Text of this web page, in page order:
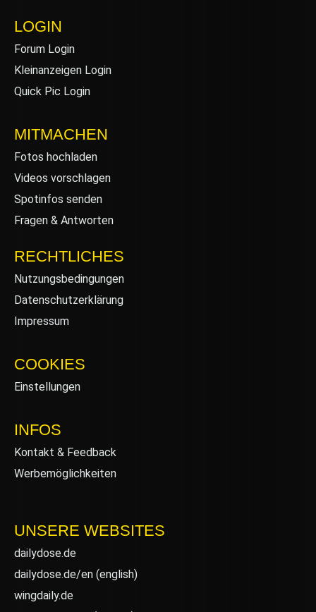
LOGIN
Forum Login
Kleinanzeigen Login
Quick Pic Login
MITMACHEN
Fotos hochladen
Videos vorschlagen
Spotinfos senden
Fragen & Antworten
RECHTLICHES
Nutzungsbedingungen
Datenschutzerklärung
Impressum
COOKIES
Einstellungen
INFOS
Kontakt & Feedback
Werbemöglichkeiten
UNSERE WEBSITES
dailydose.de
dailydose.de/en (english)
wingdaily.de